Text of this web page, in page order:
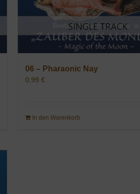
06 – Pharaonic Nay
0,99€
In den Warenkorb